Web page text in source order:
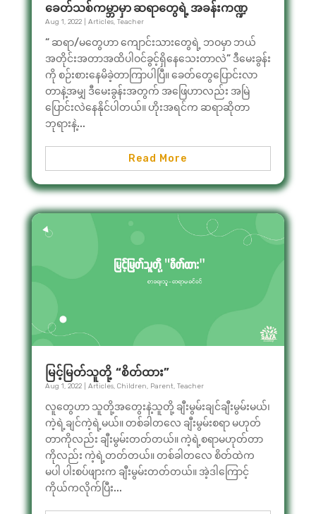
ခေတ်သစ်ကမ္ဘာမှာ ဆရာတွေရဲ့ အခန်းကဏ္ဍ
Aug 1, 2022| Articles, Teacher
“ ဆရာ/မတွေဟာ ကျောင်းသားတွေရဲ့ ဘဝမှာ ဘယ်
အတိုင်းအတာအထိပါဝင်ခွင့်ရှိနေသေးတာလဲ” ဒီမေးခွန်း
ကို စဉ်းစားနေမိခဲ့တာကြာပါပြီ။ ခေတ်တွေပြောင်းလာ
တာနဲ့အမျှ ဒီမေးခွန်းအတွက် အဖြေဟာလည်း အမြဲ
ပြောင်းလဲနေနိုင်ပါတယ်။ ဟိုးအရင်က ဆရာဆိုတာ
ဘုရားနဲ့...
Read More
မြင့်မြတ်သူတို့ “စိတ်ထား”
Aug 1, 2022| Articles, Children, Parent, Teacher
လူတွေဟာ သူတို့အတွေးနဲ့သူတို့ ချီးမွမ်းချင်ချီးမွမ်းမယ်၊
ကဲ့ရဲ့ချင်ကဲ့ရဲ့မယ်။ တစ်ခါတလေ ချီးမွမ်းစရာ မဟုတ်
တာကိုလည်း ချီးမွမ်းတတ်တယ်။ ကဲ့ရဲ့စရာမဟုတ်တာ
ကိုလည်း ကဲ့ရဲ့တတ်တယ်။ တစ်ခါတလေ စိတ်ထဲက
မပါ ပါးစပ်ဖျားက ချီးမွမ်းတတ်တယ်။ အဲ့ဒါကြောင့်
ကိုယ်ကလိုက်ပြီး...